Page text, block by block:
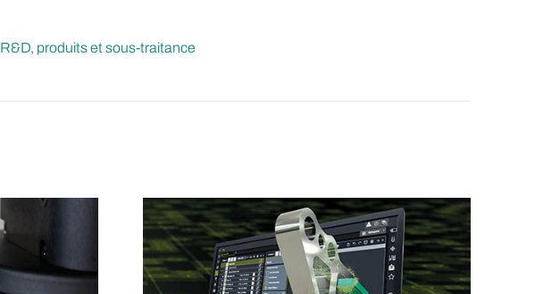
R&D, produits et sous-traitance